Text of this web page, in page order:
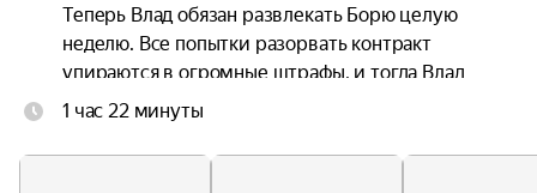
Теперь Влад обязан развлекать Борю целую
неделю. Все попытки разорвать контракт
упираются в огромные штрафы, и тогда Влад
решает как следует разозлить Борю и сделать
устраивает ему всё новые и новые испытания.
1 час 22 минуты